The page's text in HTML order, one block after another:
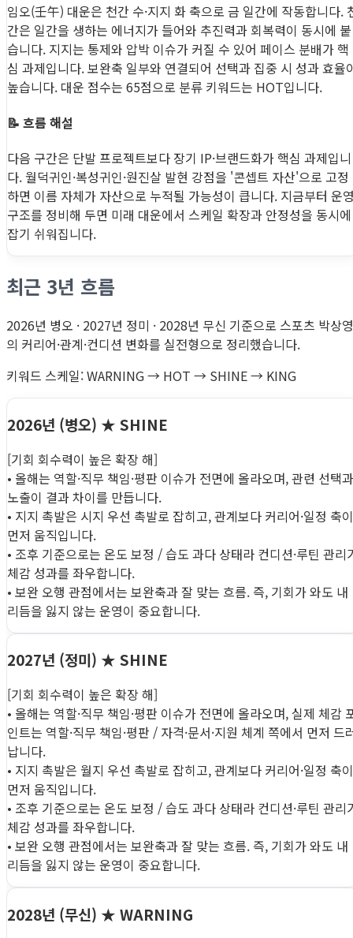
임오(壬午) 대운은 천간 수·지지 화 축으로 금 일간에 작동합니다.
간은 일간을 생하는 에너지가 들어와 추진력과 회복력이 동시에 붙
습니다. 지지는 통제와 압박 이슈가 커질 수 있어 페이스 분배가 핵
심 과제입니다. 보완축 일부와 연결되어 선택과 집중 시 성과 효율
높습니다. 대운 점수는 65점으로 분류 키워드는 HOT입니다.
📝 흐름 해설
다음 구간은 단발 프로젝트보다 장기 IP·브랜드화가 핵심 과제입니
다. 월덕귀인·복성귀인·원진살 발현 강점을 '콘셉트 자산'으로 고정
하면 이름 자체가 자산으로 누적될 가능성이 큽니다. 지금부터 운
구조를 정비해 두면 미래 대운에서 스케일 확장과 안정성을 동시에
잡기 쉬워집니다.
최근 3년 흐름
2026년 병오 · 2027년 정미 · 2028년 무신 기준으로 스포츠 박상영
의 커리어·관계·컨디션 변화를 실전형으로 정리했습니다.
키워드 스케일: WARNING → HOT → SHINE → KING
2026년 (병오) ★ SHINE
[기회 회수력이 높은 확장 해]
• 올해는 역할·직무 책임·평판 이슈가 전면에 올라오며, 관련 선택과
노출이 결과 차이를 만듭니다.
• 지지 촉발은 시지 우선 촉발로 잡히고, 관계보다 커리어·일정 축이
먼저 움직입니다.
• 조후 기준으로는 온도 보정 / 습도 과다 상태라 컨디션·루틴 관리
체감 성과를 좌우합니다.
• 보완 오행 관점에서는 보완축과 잘 맞는 흐름. 즉, 기회가 와도 내
리듬을 잃지 않는 운영이 중요합니다.
2027년 (정미) ★ SHINE
[기회 회수력이 높은 확장 해]
• 올해는 역할·직무 책임·평판 이슈가 전면에 올라오며, 실제 체감
인트는 역할·직무 책임·평판 / 자격·문서·지원 체계 쪽에서 먼저 드
납니다.
• 지지 촉발은 월지 우선 촉발로 잡히고, 관계보다 커리어·일정 축이
먼저 움직입니다.
• 조후 기준으로는 온도 보정 / 습도 과다 상태라 컨디션·루틴 관리
체감 성과를 좌우합니다.
• 보완 오행 관점에서는 보완축과 잘 맞는 흐름. 즉, 기회가 와도 내
리듬을 잃지 않는 운영이 중요합니다.
2028년 (무신) ★ WARNING